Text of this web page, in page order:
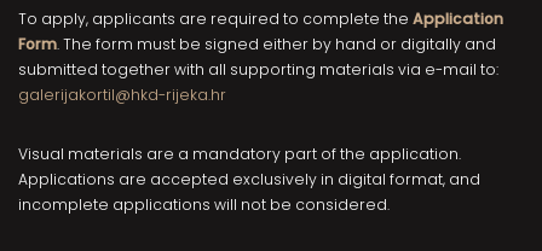
To apply, applicants are required to complete the Application
Form. The form must be signed either by hand or digitally and
submitted together with all supporting materials via e-mail to:
galerijakortil@hkd-rijeka.hr
Visual materials are a mandatory part of the application.
Applications are accepted exclusively in digital format, and
incomplete applications will not be considered.